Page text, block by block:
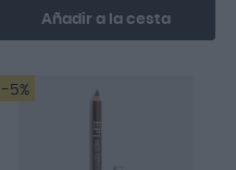
Añadir a la cesta
-5%